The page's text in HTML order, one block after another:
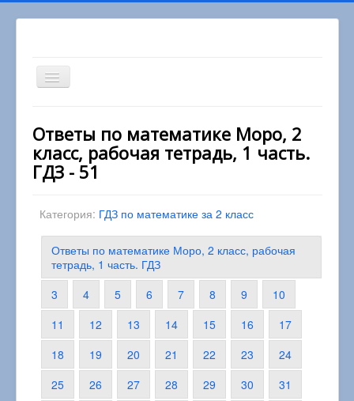
Включить/
выключить
Математика 2 класс
Ответы по математике Моро, 2 класс, рабочая
тетрадь, 1 часть. ГДЗ
Ответы по математике Моро, 2
класс, рабочая тетрадь, 1 часть.
ГДЗ - 51
Категория: ГДЗ по математике за 2 класс
Ответы по математике Моро, 2 класс, рабочая
тетрадь, 1 часть. ГДЗ
3
4 5 6 7 8 9
10
11
12 13 14 15 16
17
18
19 20 21 22 23
24
25
26 27 28 29 30
31